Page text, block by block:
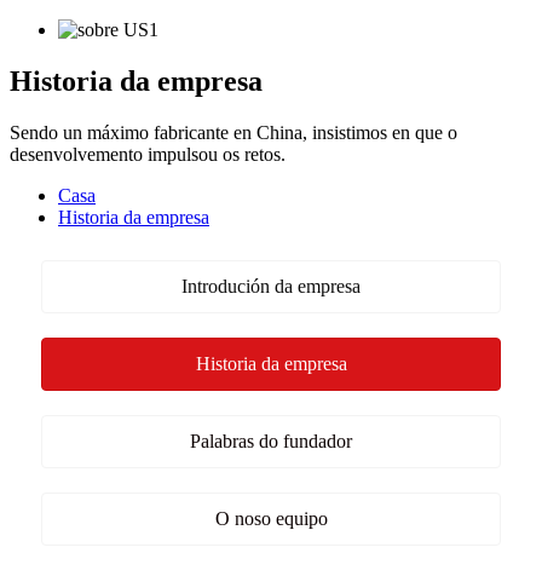
Historia da empresa
Sendo un máximo fabricante en China, insistimos en que o
desenvolvemento impulsou os retos.
Casa
Historia da empresa
Introdución da empresa
Historia da empresa
Palabras do fundador
O noso equipo